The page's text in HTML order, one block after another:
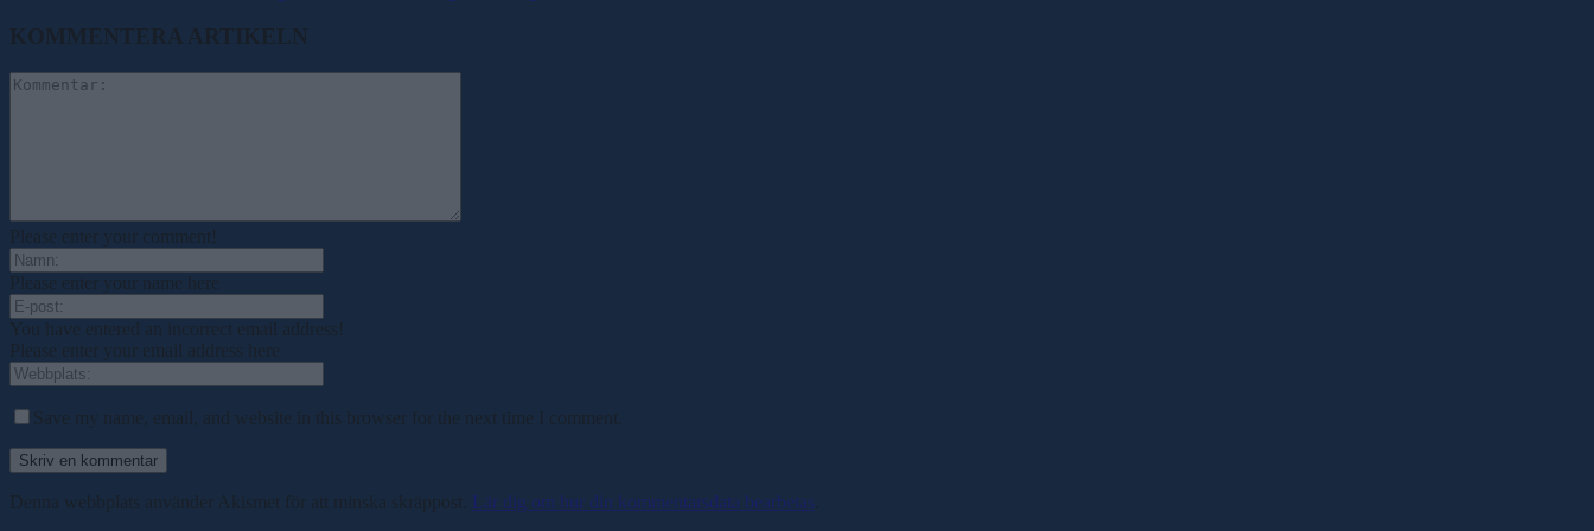
KOMMENTERA ARTIKELN
Please enter your comment!
Please enter your name here
You have entered an incorrect email address!
Please enter your email address here
Save my name, email, and website in this browser for the next time I comment.
Denna webbplats använder Akismet för att minska skräppost. Lär dig om hur din kommentarsdata bearbetas